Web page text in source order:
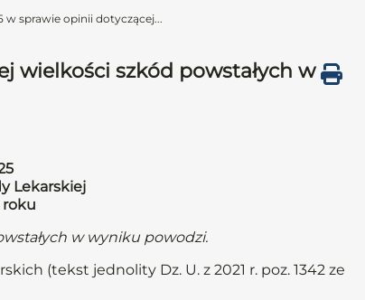
w sprawie opinii dotyczącej...
wielkości szkód powstałych w
Lekarskiej
roku
w wyniku powodzi.
(tekst jednolity Dz. U. z 2021 r. poz. 1342 ze